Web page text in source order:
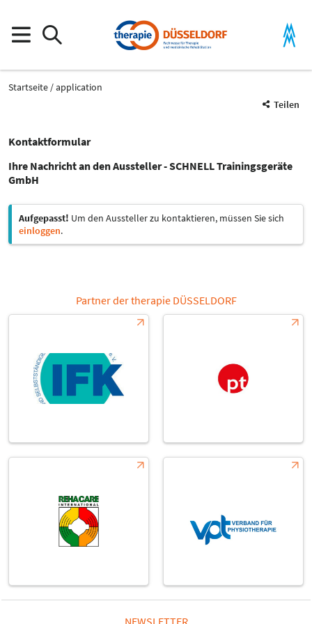
Startseite
application
Teilen
Kontaktformular
Ihre Nachricht an den Aussteller - SCHNELL Trainingsgeräte
GmbH
Aufgepasst! Um den Aussteller zu kontaktieren, müssen Sie sich
einloggen.
Partner der therapie DÜSSELDORF
NEWSLETTER